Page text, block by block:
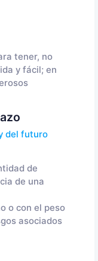
tener, no
y fácil; en
del futuro
de
de una
o con el peso
asociados